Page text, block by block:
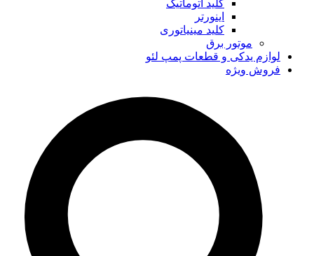
کلید اتوماتیک
اینورتر
کلید مینیاتوری
موتور برق
لوازم یدکی و قطعات پمپ لئو
فروش ویژه